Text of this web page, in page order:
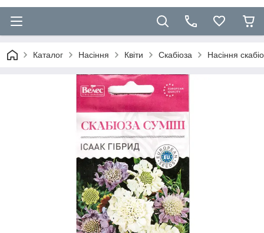
Каталог Насіння Квіти Скабіоза Насіння